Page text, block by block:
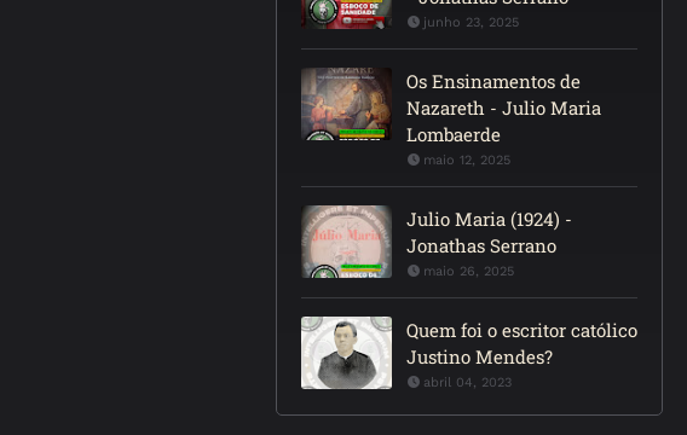
junho 23, 2025
Os Ensinamentos de
Nazareth - Julio Maria
Lombaerde
maio 12, 2025
Julio Maria (1924) -
Jonathas Serrano
maio 26, 2025
Quem foi o escritor católico
Justino Mendes?
abril 04, 2023